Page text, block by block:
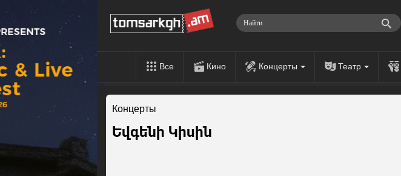
Все Кино Концерты Театр
Концерты
Եվգենի Կիսին